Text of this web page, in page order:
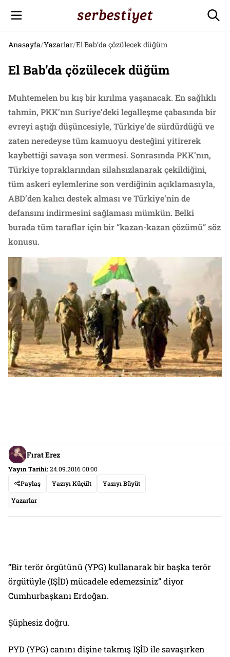
Anasayfa/Yazarlar/El Bab’da çözülecek düğüm
El Bab’da çözülecek düğüm
Muhtemelen bu kış bir kırılma yaşanacak. En sağlıklı
tahmin, PKK’nın Suriye’deki legalleşme çabasında bir
evreyi aştığı düşüncesiyle, Türkiye’de sürdürdüğü ve
zaten neredeyse tüm kamuoyu desteğini yitirerek
kaybettiği savaşa son vermesi. Sonrasında PKK’nın,
Türkiye topraklarından silahsızlanarak çekildiğini,
tüm askeri eylemlerine son verdiğinin açıklamasıyla,
ABD’den kalıcı destek alması ve Türkiye’nin de
defansını indirmesini sağlaması mümkün. Belki
burada tüm taraflar için bir “kazan-kazan çözümü” söz
konusu.
Fırat Erez
Yayın Tarihi:24.09.2016 00:00
Paylaş
Yazıyı Küçült Yazıyı Büyüt
Yazarlar
“Bir terör örgütünü (YPG) kullanarak bir başka terör
örgütüyle (IŞİD) mücadele edemezsiniz”diyor
Cumhurbaşkanı Erdoğan.
Şüphesiz doğru.
PYD (YPG) canını dişine takmış IŞİD ile savaşırken